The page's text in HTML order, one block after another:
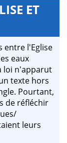
ET
entre l'Eglise
eaux
loi n'apparut
texte hors
Pourtant,
de réfléchir
leurs